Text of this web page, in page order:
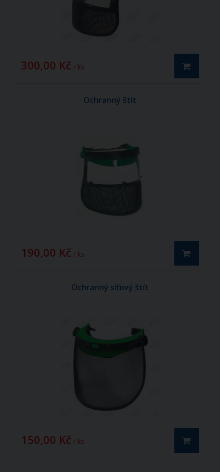
300,00 Kč / ks
Ochranný štít
190,00 Kč / ks
Ochranný síťový štít
150,00 Kč / ks